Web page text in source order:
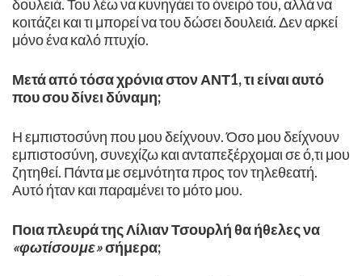
δουλειά. Του λέω να κυνηγάει το όνειρό του, αλλά να
κοιτάζει και τι μπορεί να του δώσει δουλειά. Δεν αρκεί
μόνο ένα καλό πτυχίο. ​
Μετά από τόσα χρόνια στον ΑΝΤ1, τι είναι αυτό
που σου δίνει δύναμη;
Η εμπιστοσύνη που μου δείχνουν. Όσο μου δείχνουν
εμπιστοσύνη, συνεχίζω και ανταπεξέρχομαι σε ό,τι μου
ζητηθεί. Πάντα με σεμνότητα προς τον τηλεθεατή.
Αυτό ήταν και παραμένει το μότο μου.
Ποια πλευρά της Λίλιαν Τσουρλή θα ήθελες να
«φωτίσουμε»σήμερα;